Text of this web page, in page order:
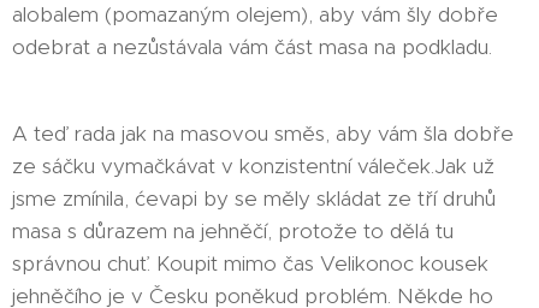
alobalem (pomazaným olejem), aby vám šly dobře
odebrat a nezůstávala vám část masa na podkladu.
A teď rada jak na masovou směs, aby vám šla dobře
ze sáčku vymačkávat v konzistentní váleček.Jak už
jsme zmínila, ćevapi by se měly skládat ze tří druhů
masa s důrazem na jehněčí, protože to dělá tu
správnou chuť. Koupit mimo čas Velikonoc kousek
jehněčího je v Česku poněkud problém. Někde ho